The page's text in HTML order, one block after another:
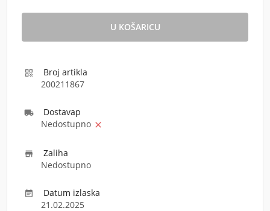

Broj artikla
200211867
 Dostavap
Nedostupno 

Zaliha
Nedostupno

Datum izlaska
21.02.2025